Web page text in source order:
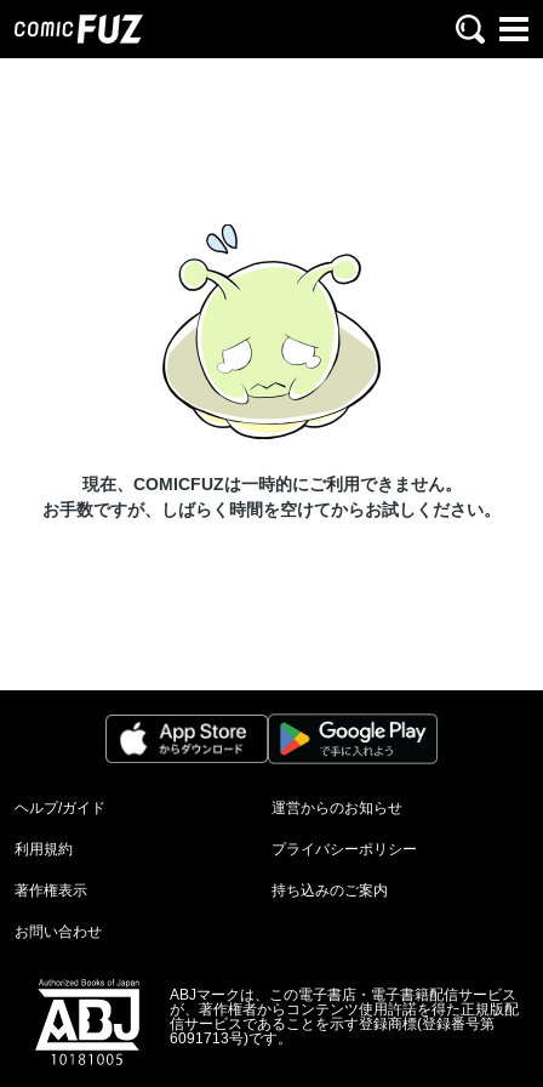
現在、COMICFUZは一時的にご利用できません。
お手数ですが、しばらく時間を空けてからお試しください。
ヘルプ/ガイド 運営からのお知らせ
利用規約 プライバシーポリシー
著作権表示 持ち込みのご案内
お問い合わせ
ABJマークは、この電子書店・電子書籍配信サービス
が、著作権者からコンテンツ使用許諾を得た正規版配
信サービスであることを示す登録商標(登録番号第
6091713号)です。